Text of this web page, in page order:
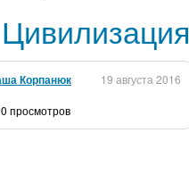
Цивилизация
Корпанюк 19 августа 2016
просмотров